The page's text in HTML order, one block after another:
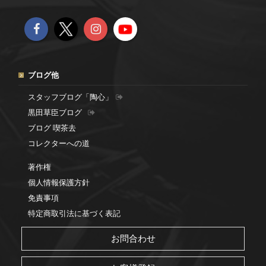
ブログ他
スタッフブログ「陶心」
黒田草臣ブログ
ブログ 喫茶去
コレクターへの道
著作権
個人情報保護方針
免責事項
特定商取引法に基づく表記
お問合わせ